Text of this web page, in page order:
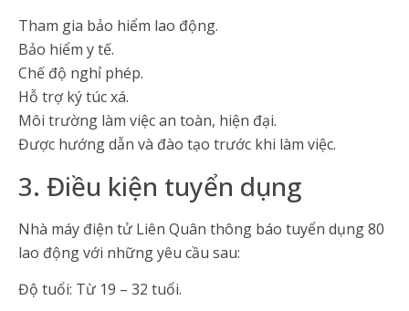
Tham gia bảo hiểm lao động.
Bảo hiểm y tế.
Chế độ nghỉ phép.
Hỗ trợ ký túc xá.
Môi trường làm việc an toàn, hiện đại.
Được hướng dẫn và đào tạo trước khi làm việc.
3. Điều kiện tuyển dụng
Nhà máy điện tử Liên Quân thông báo tuyển dụng 80
lao động với những yêu cầu sau:
Độ tuổi: Từ 19 – 32 tuổi.